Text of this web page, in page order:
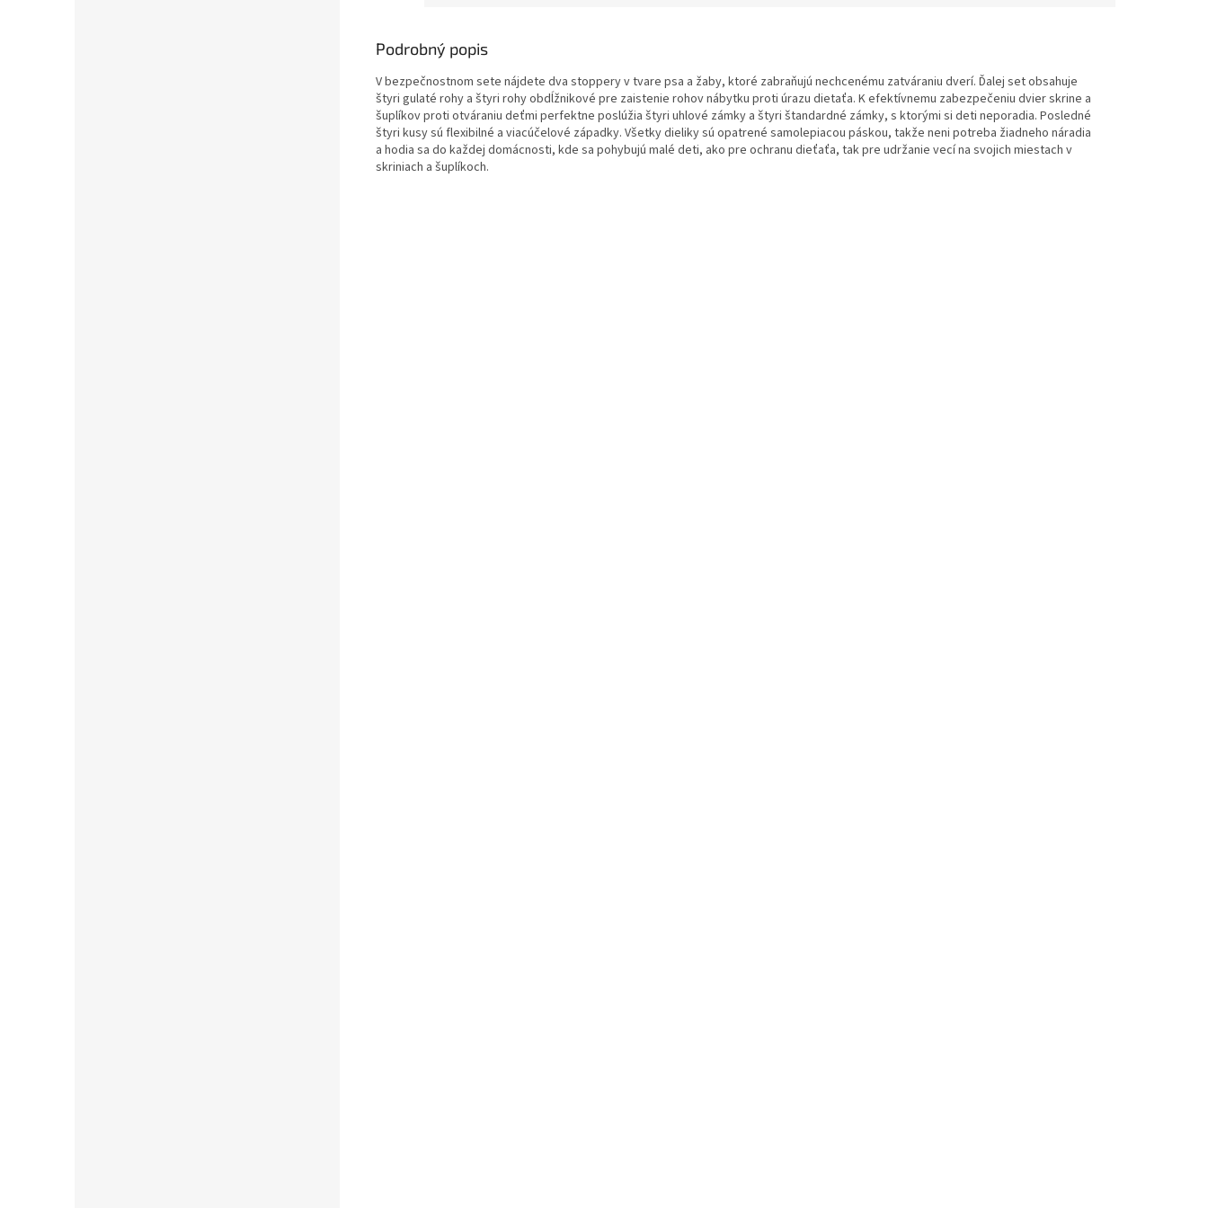
Podrobný popis
V bezpečnostnom sete nájdete dva stoppery v tvare psa a žaby, ktoré zabraňujú nechcenému zatváraniu dverí. Ďalej set obsahuje
štyri gulaté rohy a štyri rohy obdĺžnikové pre zaistenie rohov nábytku proti úrazu dietaťa. K efektívnemu zabezpečeniu dvier skrine a
šuplíkov proti otváraniu deťmi perfektne poslúžia štyri uhlové zámky a štyri štandardné zámky, s ktorými si deti neporadia. Posledné
štyri kusy sú flexibilné a viacúčelové západky. Všetky dieliky sú opatrené samolepiacou páskou, takže neni potreba žiadneho náradia
a hodia sa do každej domácnosti, kde sa pohybujú malé deti, ako pre ochranu dieťaťa, tak pre udržanie vecí na svojich miestach v
skriniach a šuplíkoch.